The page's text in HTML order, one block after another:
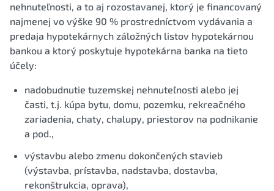
nehnuteľnosti, a to aj rozostavanej, ktorý je financovaný
najmenej vo výške 90 % prostredníctvom vydávania a
predaja hypotekárnych záložných listov hypotekárnou
bankou a ktorý poskytuje hypotekárna banka na tieto
účely:
nadobudnutie tuzemskej nehnuteľnosti alebo jej
časti, t.j. kúpa bytu, domu, pozemku, rekreačného
zariadenia, chaty, chalupy, priestorov na podnikanie
a pod.,
výstavbu alebo zmenu dokončených stavieb
(výstavba, prístavba, nadstavba, dostavba,
rekonštrukcia, oprava),